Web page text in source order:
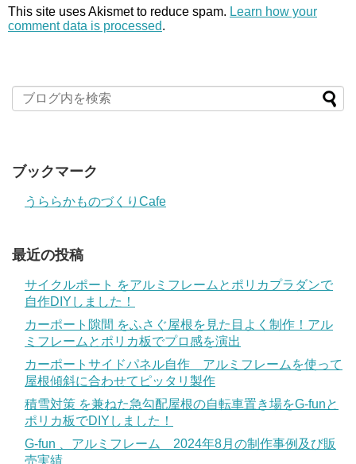
This site uses Akismet to reduce spam. Learn how your
comment data is processed.
ブックマーク
うららかものづくりCafe
最近の投稿
サイクルポート をアルミフレームとポリカプラダンで
自作DIYしました！
カーポート隙間 をふさぐ屋根を見た目よく制作！アル
ミフレームとポリカ板でプロ感を演出
カーポートサイドパネル自作 アルミフレームを使って
屋根傾斜に合わせてピッタリ製作
積雪対策 を兼ねた急勾配屋根の自転車置き場をG-funと
ポリカ板でDIYしました！
G-fun 、アルミフレーム 2024年8月の制作事例及び販
売実績